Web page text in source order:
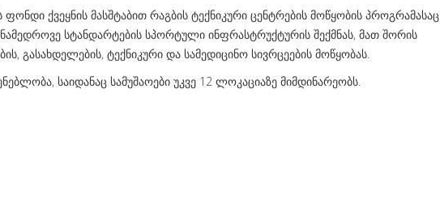
ქვეყნის მასშტაბით რაგბის ტექნიკური ცენტრების მოწყობის პროგრამასაც
სტანდარტების სპორტული ინფრასტრუქტურის შექმნას, მათ შორის
გასახდელების, ტექნიკური და სამედიცინო სივრცეების მოწყობას.
საიდანაც სამუშაოები უკვე 12 ლოკაციაზე მიმდინარეობს.